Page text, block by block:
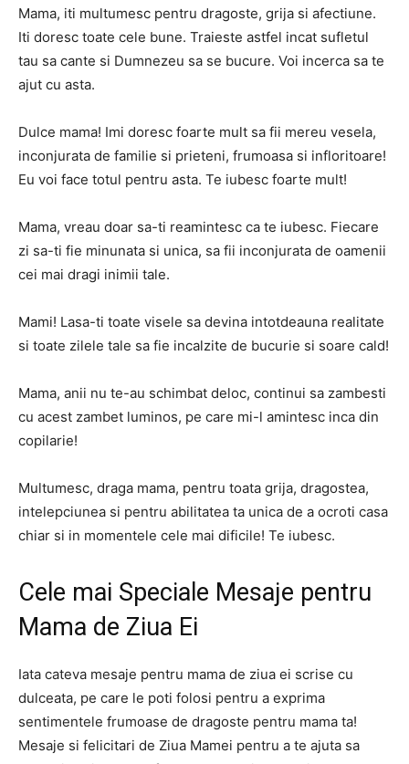
Mama, iti multumesc pentru dragoste, grija si afectiune.
Iti doresc toate cele bune. Traieste astfel incat sufletul
tau sa cante si Dumnezeu sa se bucure. Voi incerca sa te
ajut cu asta.
Dulce mama! Imi doresc foarte mult sa fii mereu vesela,
inconjurata de familie si prieteni, frumoasa si infloritoare!
Eu voi face totul pentru asta. Te iubesc foarte mult!
Mama, vreau doar sa-ti reamintesc ca te iubesc. Fiecare
zi sa-ti fie minunata si unica, sa fii inconjurata de oamenii
cei mai dragi inimii tale.
Mami! Lasa-ti toate visele sa devina intotdeauna realitate
si toate zilele tale sa fie incalzite de bucurie si soare cald!
Mama, anii nu te-au schimbat deloc, continui sa zambesti
cu acest zambet luminos, pe care mi-l amintesc inca din
copilarie!
Multumesc, draga mama, pentru toata grija, dragostea,
intelepciunea si pentru abilitatea ta unica de a ocroti casa
chiar si in momentele cele mai dificile! Te iubesc.
Cele mai Speciale Mesaje pentru
Mama de Ziua Ei
Iata cateva mesaje pentru mama de ziua ei scrise cu
dulceata, pe care le poti folosi pentru a exprima
sentimentele frumoase de dragoste pentru mama ta!
Mesaje si felicitari de Ziua Mamei pentru a te ajuta sa